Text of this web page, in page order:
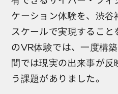
ケーション体験を、渋
スケールで実現するこ
のVR体験では、一度構
間では現実の出来事が
う課題がありました。